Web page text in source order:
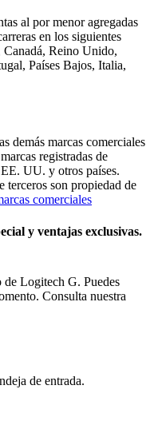
al por menor agregadas
en los siguientes
Canadá, Reino Unido,
Países Bajos, Italia,
demás marcas comerciales
registradas de
UU. y otros países.
terceros son propiedad de
comerciales
y ventajas exclusivas.
Logitech G. Puedes
Consulta nuestra
de entrada.